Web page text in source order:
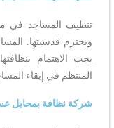
تنظيف المساجد في
ويحترم قدسيتها.
يجب الاهتمام
المنتظم في إبقاء
شركة نظافة بمحايل